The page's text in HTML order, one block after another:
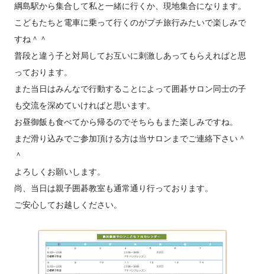
綱島駅から集合して私と一緒に行くか、現地集合になります。
こどもたちと電車に乗って行くのがプチ旅行みたいで楽しみで
すね＾＾
普段と違う子と対局してお互いに刺激しあってもらえればと思
っております。
また当日はみんなで行動することによって囲碁サロン同士の子
も交流を深めていければと思います。
お昼御飯も食べてから帰るのでそちらもまた楽しみですね。
まだ滑り込みでご参加頂ける方は当サロンまでご連絡下さい＾
＾
よろしくお願いします。
尚、当日は親子囲碁教室も通常通り行っております。
ご安心してお越しください。